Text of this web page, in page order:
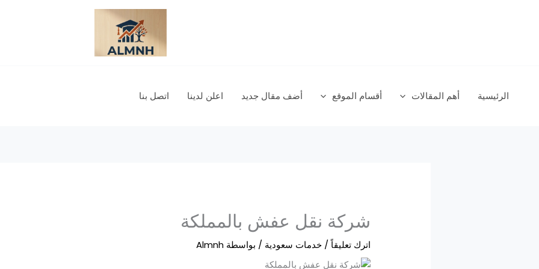
الرئيسية أهم المقالات أقسام الموقع أضف مقال جديد اعلن لدينا اتصل بنا
شركة نقل عفش بالمملكة
اترك تعليقاً/خدمات سعودية / بواسطة Almnh